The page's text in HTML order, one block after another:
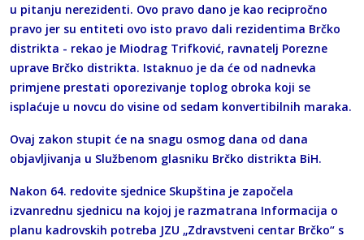
u pitanju nerezidenti. Ovo pravo dano je kao recipročno
pravo jer su entiteti ovo isto pravo dali rezidentima Brčko
distrikta - rekao je Miodrag Trifković, ravnatelj Porezne
uprave Brčko distrikta. Istaknuo je da će od nadnevka
primjene prestati oporezivanje toplog obroka koji se
isplaćuje u novcu do visine od sedam konvertibilnih maraka.
Ovaj zakon stupit će na snagu osmog dana od dana
objavljivanja u Službenom glasniku Brčko distrikta BiH.
Nakon 64. redovite sjednice Skupština je započela
izvanrednu sjednicu na kojoj je razmatrana Informacija o
planu kadrovskih potreba JZU „Zdravstveni centar Brčko“ s